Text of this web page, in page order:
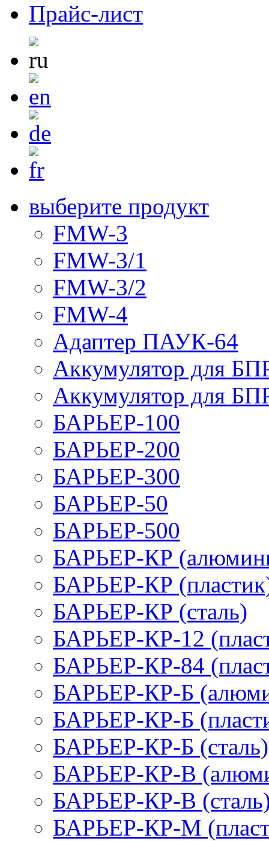
Прайс-лист
выберите продукт
FMW-3
FMW-3/1
FMW-3/2
FMW-4
Адаптер ПАУК-64
Аккумулятор для
Аккумулятор для
БАРЬЕР-100
БАРЬЕР-200
БАРЬЕР-300
БАРЬЕР-50
БАРЬЕР-500
БАРЬЕР-КР
БАРЬЕР-КР
БАРЬЕР-КР (сталь)
БАРЬЕР-КР-12
БАРЬЕР-КР-84
БАРЬЕР-КР-Б
БАРЬЕР-КР-Б
БАРЬЕР-КР-Б (сталь)
БАРЬЕР-КР-В
БАРЬЕР-КР-В
БАРЬЕР-КР-М